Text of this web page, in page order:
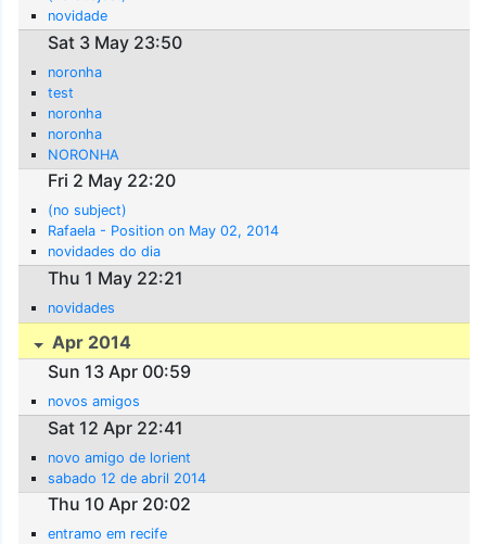
novidade
Sat 3 May 23:50
noronha
test
noronha
noronha
NORONHA
Fri 2 May 22:20
(no subject)
Rafaela - Position on May 02, 2014
novidades do dia
Thu 1 May 22:21
novidades
Apr 2014
Sun 13 Apr 00:59
novos amigos
Sat 12 Apr 22:41
novo amigo de lorient
sabado 12 de abril 2014
Thu 10 Apr 20:02
entramo em recife